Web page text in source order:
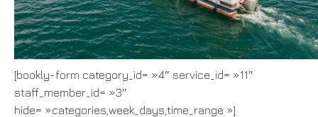
[bookly-form category_id= »4″ service_id= »11″
staff_member_id= »3″
hide= »categories,week_days,time_range »]